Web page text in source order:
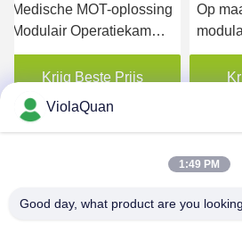
Op maat gemaakte
modulaire operatiekamer
Krijg Beste Prijs
Snel
Auto
ViolaQuan
1:49 PM
Good day, what product are you